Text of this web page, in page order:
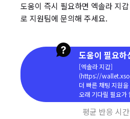
도움이 즉시 필요하면 엑솔라 지
로 지원팀에 문의해 주세요.
도움이 필요하
[엑솔라 지갑]
(https://
더 빠른 채팅 지원
오래 기다릴 필요가
평균 반응 시